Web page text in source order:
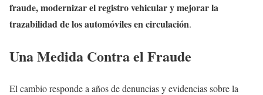
fraude, modernizar el registro vehicular y mejorar la
trazabilidad de los automóviles en circulación.
Una Medida Contra el Fraude
El cambio responde a años de denuncias y evidencias sobre la